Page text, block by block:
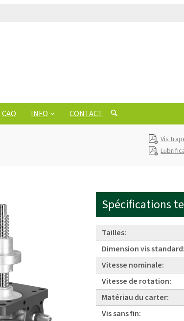
CAO INFO CONTACT
Vis
Spécifications
Tailles:
Dimension vis standard:
Vitesse nominale:
Vitesse de rotation:
Matériau du carter:
Vis sans fin: